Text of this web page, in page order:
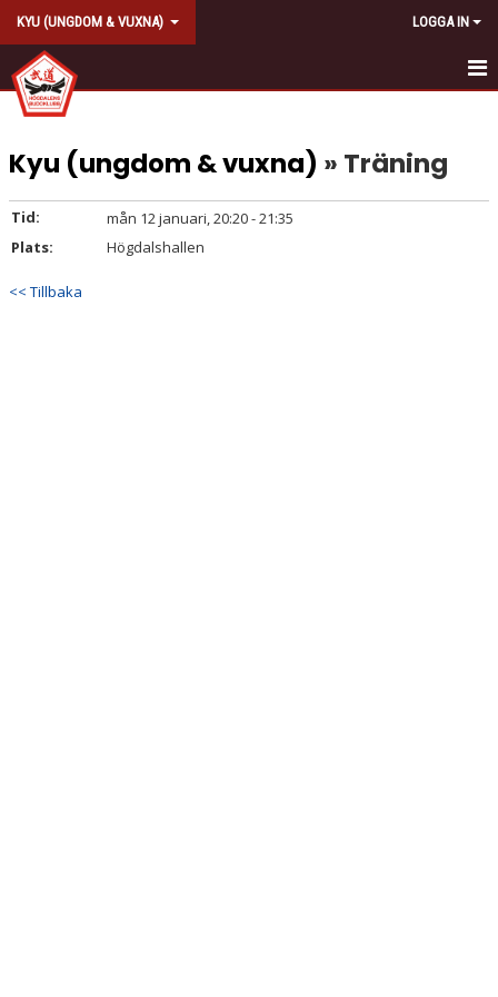
KYU (UNGDOM & VUXNA) LOGGA IN
HEM
KALENDER
KONTAKT
AVGIFT
Kyu (ungdom & vuxna) » Träning
Tid:
mån 12 januari, 20:20 - 21:35
Plats:
Högdalshallen
<< Tillbaka